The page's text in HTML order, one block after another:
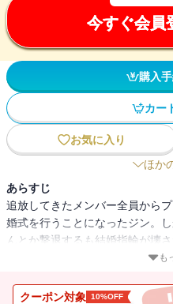
今すぐ会員
購入
カー
お気に入り
ほか
あらすじ
追放してきたメンバー全員から
婚式を行うことになったジン。
んとか撃退するも結婚指輪が壊
も挙げたい一同は、指輪を修理
里。リュシカの家族に挨拶をと
も
クーポン対象 10%OFF